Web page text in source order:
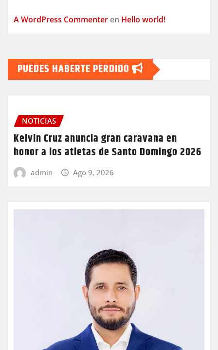
A WordPress Commenter en Hello world!
PUEDES HABERTE PERDIDO
NOTICIAS
Kelvin Cruz anuncia gran caravana en
honor a los atletas de Santo Domingo 2026
admin Ago 9, 2026